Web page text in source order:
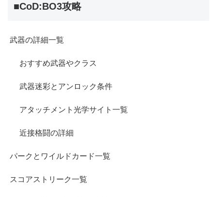
■CoD:BO3攻略
武器の詳細一覧
おすすめ武器やクラス
武器迷彩とアンロック条件
アタッチメント光学サイト一覧
近接格闘の詳細
パークとワイルドカード一覧
スコアストリーク一覧